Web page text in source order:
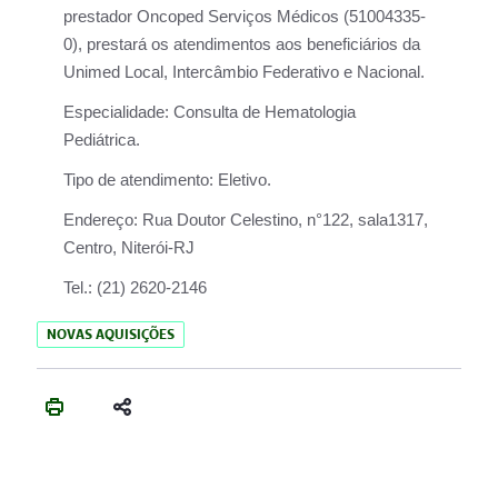
prestador Oncoped Serviços Médicos (51004335-
0), prestará os atendimentos aos beneficiários da
Unimed Local, Intercâmbio Federativo e Nacional.
Especialidade: Consulta de Hematologia
Pediátrica.
Tipo de atendimento: Eletivo.
Endereço: Rua Doutor Celestino, n°122, sala1317,
Centro, Niterói-RJ
Tel.: (21) 2620-2146
NOVAS AQUISIÇÕES